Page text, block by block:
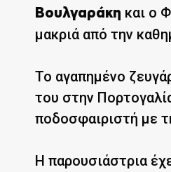
Βουλγαράκη και ο
μακριά από την
Το αγαπημένο
του στην
ποδοσφαιριστή με
Η παρουσιάστρια